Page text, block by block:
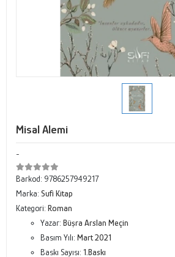
Misal Alemi
-
Barkod: 9786257949217
Marka: Sufi Kitap
Kategori: Roman
Yazar: Büşra Arslan Meçin
Basım Yılı: Mart 2021
Baskı Sayısı: 1.Baskı